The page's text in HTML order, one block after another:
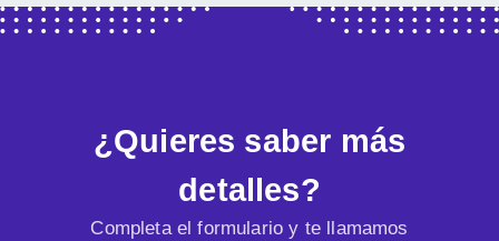
¿Quieres saber más
detalles?
Completa el formulario y te llamamos